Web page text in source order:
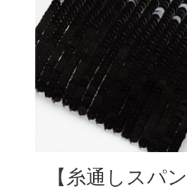
【糸通しスパ